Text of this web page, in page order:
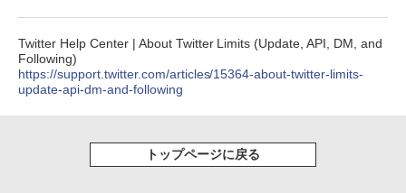
Twitter Help Center | About Twitter Limits (Update, API, DM, and
Following)
https://support.twitter.com/articles/15364-about-twitter-limits-
update-api-dm-and-following
トップページに戻る